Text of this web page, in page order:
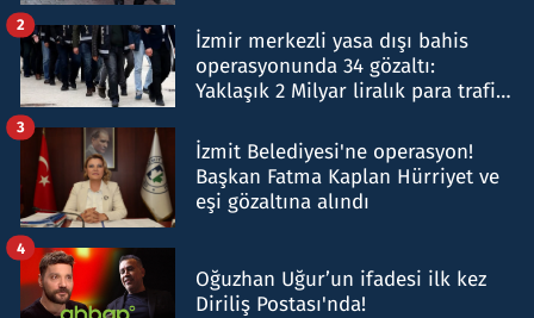
İzmir merkezli yasa dışı bahis
operasyonunda 34 gözaltı:
Yaklaşık 2 Milyar liralık para trafiği
2
İzmit Belediyesi'ne operasyon!
Başkan Fatma Kaplan Hürriyet ve
eşi gözaltına alındı
3
Oğuzhan Uğur’un ifadesi ilk kez
Diriliş Postası'nda!
4